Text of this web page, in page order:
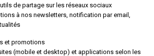
de partage sur les réseaux sociaux
à nos newsletters, notification par email,
et promotions
(mobile et desktop) et applications selon les